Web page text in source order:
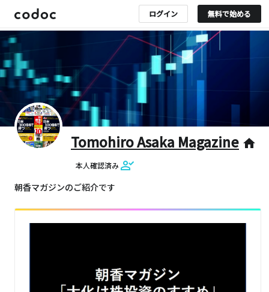
ログイン 無料で始める
Tomohiro Asaka Magazine home
本人確認済み
朝香マガジンのご紹介です